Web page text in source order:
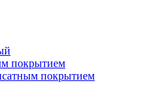
покрытием
покрытием